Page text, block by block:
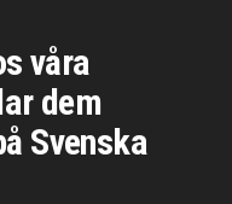
våra
dem
Svenska